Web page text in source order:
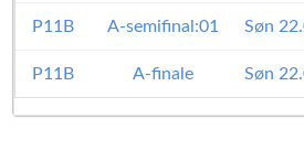
P11B A-semifinal:01 Søn
P11B A-finale Søn